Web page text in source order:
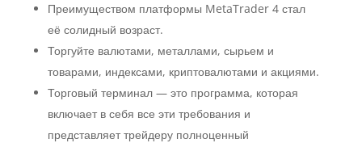
Преимуществом платформы MetaTrader 4 стал
её солидный возраст.
Торгуйте валютами, металлами, сырьем и
товарами, индексами, криптовалютами и акциями.
Торговый терминал — это программа, которая
включает в себя все эти требования и
представляет трейдеру полноценный